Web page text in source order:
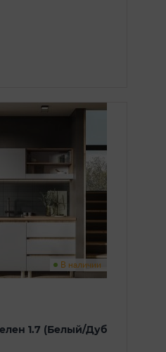
В наличии
1.7 (Белый/Дуб